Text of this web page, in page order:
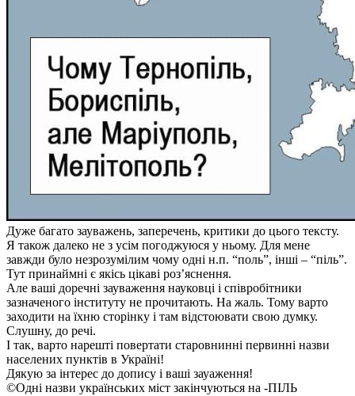
Дуже багато зауважень, заперечень, критики до цього тексту.
Я також далеко не з усім погоджуюся у ньому. Для мене
завжди було незрозумілим чому одні н.п. “поль”, інші – “піль”.
Тут принаймні є якісь цікаві роз’яснення.
Але ваші доречні зауваження науковці і співробітники
зазначеного інституту не прочитають. На жаль. Тому варто
заходити на їхню сторінку і там відстоювати свою думку.
Слушну, до речі.
І так, варто нарешті повертати старовнинні первинні назви
населених пунктів в Україні!
Дякую за інтерес до допису і ваші зауаження!
©Одні назви українських міст закінчуються на -ПІЛЬ